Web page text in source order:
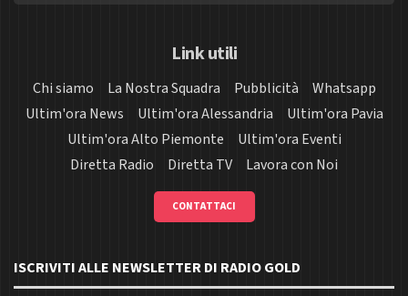
Link utili
Chi siamo La Nostra Squadra Pubblicità
Whatsapp
Ultim'ora News
Ultim'ora Alessandria
Ultim'ora Pavia
Ultim'ora Alto Piemonte
Ultim'ora Eventi
Diretta Radio
Diretta TV Lavora con Noi
CONTATTACI
ISCRIVITI ALLE NEWSLETTER DI RADIO GOLD